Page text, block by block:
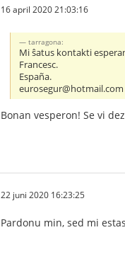
16 april 2020 21:03:16
tarragona:
Mi ŝatus kontakti
Francesc.
España.
eurosegur@hotmail.com
Bonan vesperon! Se vi
22 juni 2020 16:23:25
Pardonu min, sed mi